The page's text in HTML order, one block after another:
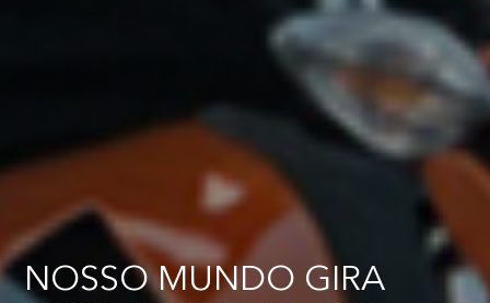
NOSSO MUNDO GIRA